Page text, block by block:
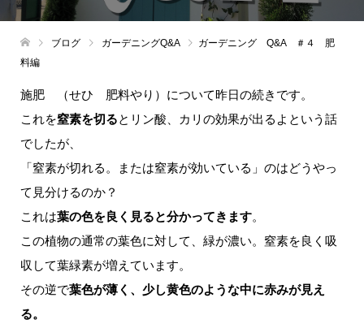
ブログ ガーデニングQ&A
ガーデニング Q&A ＃４ 肥
料編
施肥 （せひ 肥料やり）について昨日の続きです。
これを窒素を切るとリン酸、カリの効果が出るよという話
でしたが、
「窒素が切れる。または窒素が効いている」のはどうやっ
て見分けるのか？
これは葉の色を良く見ると分かってきます。
この植物の通常の葉色に対して、緑が濃い。窒素を良く吸
収して葉緑素が増えています。
その逆で葉色が薄く、少し黄色のような中に赤みが見え
る。